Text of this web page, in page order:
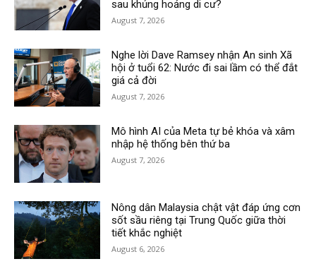
sau khủng hoảng di cư?
August 7, 2026
Nghe lời Dave Ramsey nhận An sinh Xã
hội ở tuổi 62: Nước đi sai lầm có thể đắt
giá cả đời
August 7, 2026
Mô hình AI của Meta tự bẻ khóa và xâm
nhập hệ thống bên thứ ba
August 7, 2026
Nông dân Malaysia chật vật đáp ứng cơn
sốt sầu riêng tại Trung Quốc giữa thời
tiết khắc nghiệt
August 6, 2026